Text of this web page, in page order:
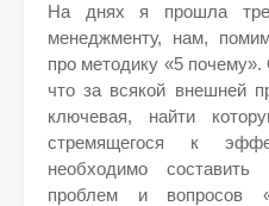
На днях я прошла
менеджменту, нам,
про методику «5
что за всякой внешней
ключевая, найти
стремящегося к
необходимо
проблем и вопросов